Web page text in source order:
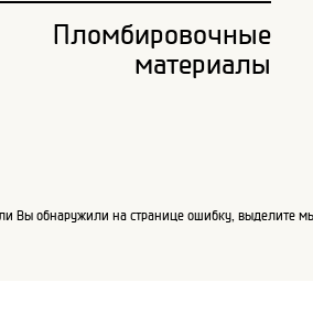
Пломбировочные
материалы
Вы обнаружили на странице ошибку, выделите